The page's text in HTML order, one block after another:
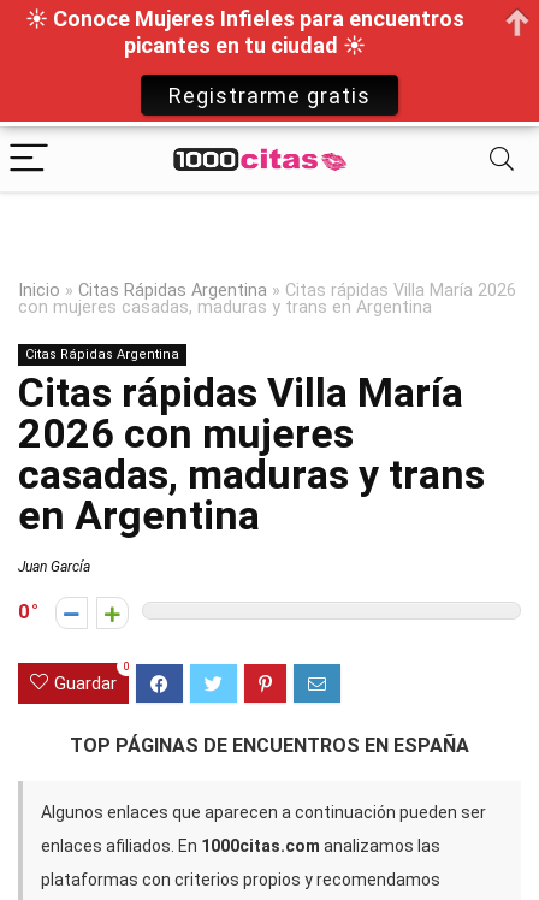
Inicio » Citas Rápidas Argentina » Citas rápidas Villa María 2026
con mujeres casadas, maduras y trans en Argentina
Citas Rápidas Argentina
Citas rápidas Villa María
2026 con mujeres
casadas, maduras y trans
en Argentina
Juan García
0
Guardar
0
TOP PÁGINAS DE ENCUENTROS EN ESPAÑA
Algunos enlaces que aparecen a continuación pueden ser
enlaces afiliados. En 1000citas.com analizamos las
plataformas con criterios propios y recomendamos
☀ Conoce Mujeres Infieles para encuentros
picantes en tu ciudad ☀
Registrarme gratis